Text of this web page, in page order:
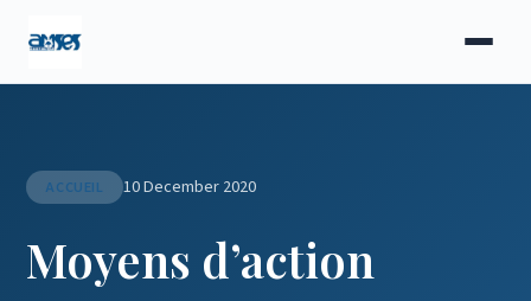
ACCUEIL 10 December 2020
Moyens d’action